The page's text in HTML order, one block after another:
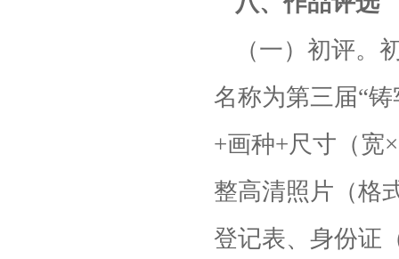
（一）初评。
名称为第三届“
+画种+尺寸（宽
整高清照片（格
登记表、身份证